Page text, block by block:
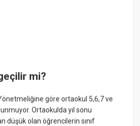
mi?
göre ortaokul 5,6,7 ve
Ortaokulda yıl sonu
düşük olan öğrencilerin sınıf